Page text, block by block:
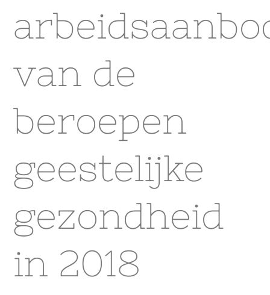
van de
beroepen
geestelijke
gezondheid
in 2018